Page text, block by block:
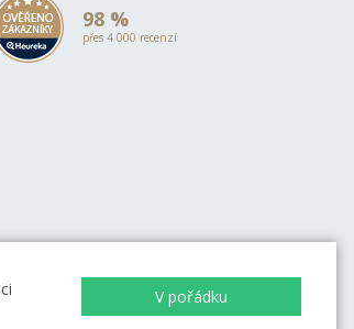
98 %
přes 4 000 recenzí
EVROPSKÁ UNIE
V pořádku